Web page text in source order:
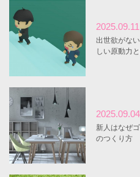
2025.09.11
出世欲がな
しい原動力
2025.09.04
新人はなぜ
のつくり方